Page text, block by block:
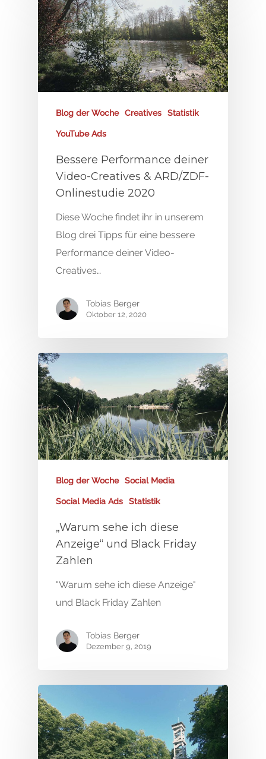
Blog der Woche Creatives Statistik
YouTube Ads
Bessere Performance deiner
Video-Creatives & ARD/ZDF-
Onlinestudie 2020
Diese Woche findet ihr in unserem
Blog drei Tipps für eine bessere
Performance deiner Video-
Creatives…
Tobias Berger
Oktober 12, 2020
Blog der Woche Social Media
Social Media Ads Statistik
„Warum sehe ich diese
Anzeige“ und Black Friday
Zahlen
"Warum sehe ich diese Anzeige"
und Black Friday Zahlen
Tobias Berger
Dezember 9, 2019